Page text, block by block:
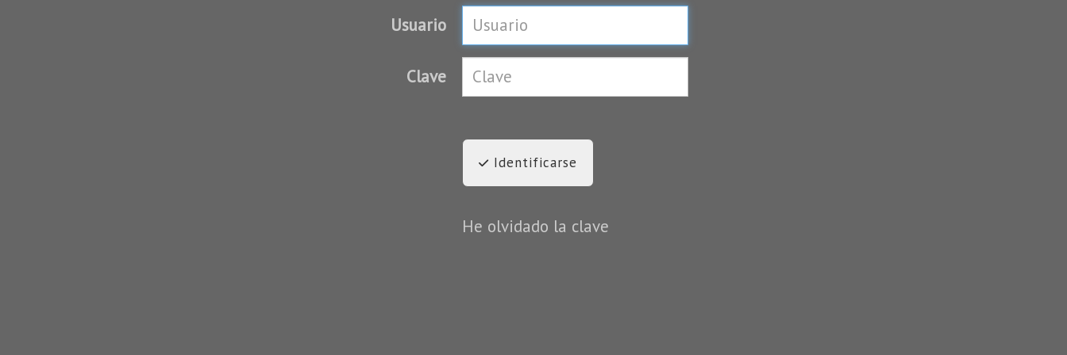
Usuario
Clave
Identificarse
He olvidado la clave